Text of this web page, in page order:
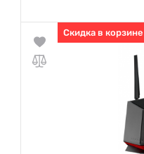
Скидка в корзине